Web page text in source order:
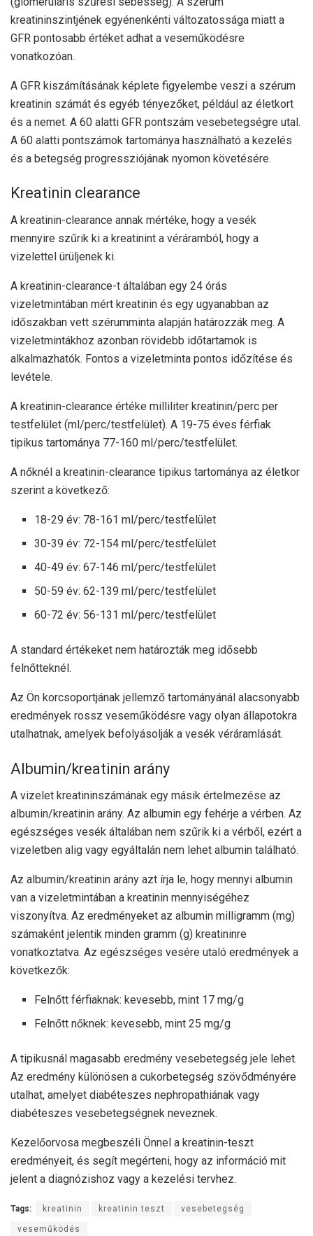
kreatininszintjének egyénenkénti változatossága miatt a
GFR pontosabb értéket adhat a veseműködésre
vonatkozóan.
A GFR kiszámításának képlete figyelembe veszi a szérum
kreatinin számát és egyéb tényezőket, például az életkort
és a nemet. A 60 alatti GFR pontszám vesebetegségre utal.
A 60 alatti pontszámok tartománya használható a kezelés
és a betegség progressziójának nyomon követésére.
Kreatinin clearance
A kreatinin-clearance annak mértéke, hogy a vesék
mennyire szűrik ki a kreatinint a véráramból, hogy a
vizelettel ürüljenek ki.
A kreatinin-clearance-t általában egy 24 órás
vizeletmintában mért kreatinin és egy ugyanabban az
időszakban vett szérumminta alapján határozzák meg. A
vizeletmintákhoz azonban rövidebb időtartamok is
alkalmazhatók. Fontos a vizeletminta pontos időzítése és
levétele.
A kreatinin-clearance értéke milliliter kreatinin/perc per
testfelület (ml/perc/testfelület). A 19-75 éves férfiak
tipikus tartománya 77-160 ml/perc/testfelület.
A nőknél a kreatinin-clearance tipikus tartománya az életkor
szerint a következő:
18-29 év: 78-161 ml/perc/testfelület
30-39 év: 72-154 ml/perc/testfelület
40-49 év: 67-146 ml/perc/testfelület
50-59 év: 62-139 ml/perc/testfelület
60-72 év: 56-131 ml/perc/testfelület
A standard értékeket nem határozták meg idősebb
felnőtteknél.
Az Ön korcsoportjának jellemző tartományánál alacsonyabb
eredmények rossz veseműködésre vagy olyan állapotokra
utalhatnak, amelyek befolyásolják a vesék véráramlását.
Albumin/kreatinin arány
A vizelet kreatininszámának egy másik értelmezése az
albumin/kreatinin arány. Az albumin egy fehérje a vérben. Az
egészséges vesék általában nem szűrik ki a vérből, ezért a
vizeletben alig vagy egyáltalán nem lehet albumin található.
Az albumin/kreatinin arány azt írja le, hogy mennyi albumin
van a vizeletmintában a kreatinin mennyiségéhez
viszonyítva. Az eredményeket az albumin milligramm (mg)
számaként jelentik minden gramm (g) kreatininre
vonatkoztatva. Az egészséges vesére utaló eredmények a
következők:
Felnőtt férfiaknak: kevesebb, mint 17 mg/g
Felnőtt nőknek: kevesebb, mint 25 mg/g
A tipikusnál magasabb eredmény vesebetegség jele lehet.
Az eredmény különösen a cukorbetegség szövődményére
utalhat, amelyet diabéteszes nephropathiának vagy
diabéteszes vesebetegségnek neveznek.
Kezelőorvosa megbeszéli Önnel a kreatinin-teszt
eredményeit, és segít megérteni, hogy az információ mit
jelent a diagnózishoz vagy a kezelési tervhez.
Tags: kreatinin kreatinin teszt vesebetegség
veseműködés